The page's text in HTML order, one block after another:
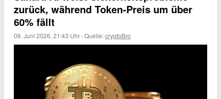
zurück, während Token-Preis um über
60% fällt
09. Juni 2026, 21:43 Uhr ·Quelle:cryptoBro